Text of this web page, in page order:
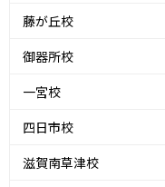
藤が丘校
御器所校
一宮校
四日市校
滋賀南草津校